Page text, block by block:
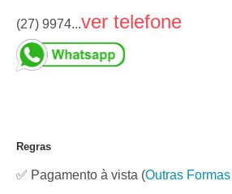
(27) 9974...ver telefone
Regras
✅ Pagamento à vista (Outras